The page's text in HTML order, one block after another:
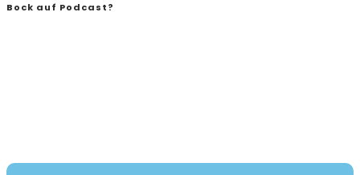
Bock auf Podcast?